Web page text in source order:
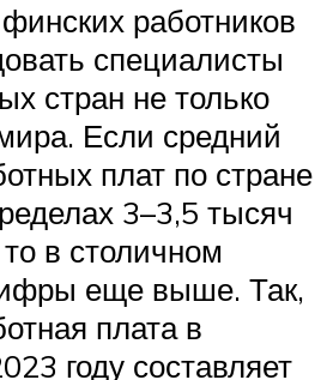
работников
специалисты
стран не только
Если средний
плат по стране
3–3,5 тысяч
в столичном
еще выше. Так,
плата в
году составляет